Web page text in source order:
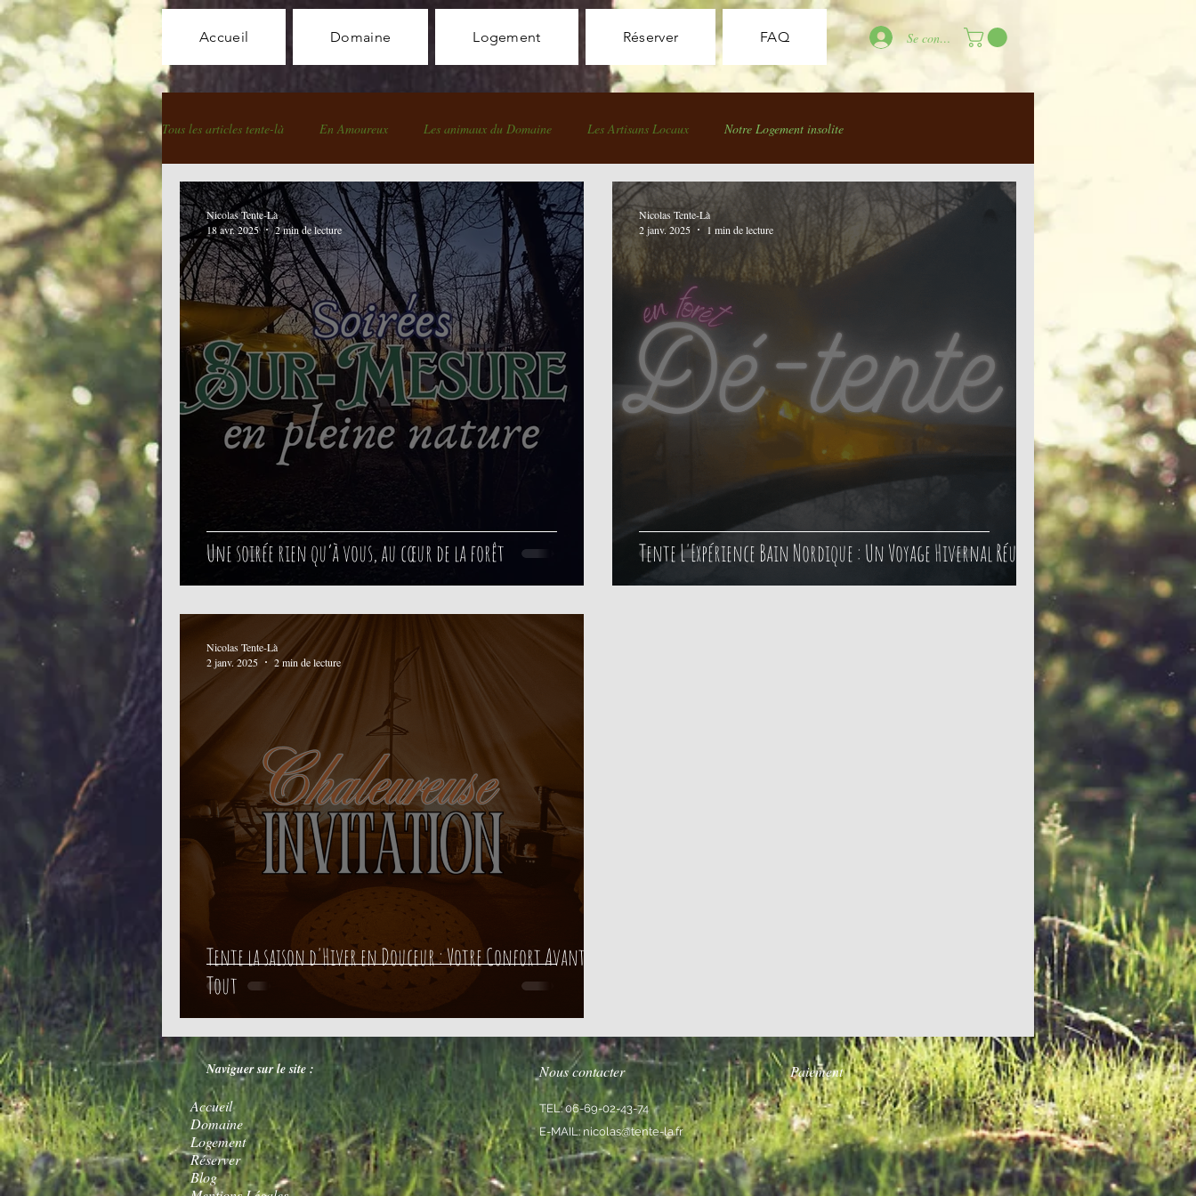
Accueil Domaine Logement Réserver FAQ Se connecter
Tous les articles tente-là En Amoureux Les animaux du Domaine Les Artisans Locaux Notre Logement insolite
Tente la Recette 100% Locale Soirée insolite sur mesure En famille Nature, déconnectez-vous Découvrir la Région
Une soirée rien qu’à vous, au cœur de la forêt
Nicolas Tente-Là
18 avr. 2025
2 min de lecture
Tente L'Expérience Bain Nordique : Un Voyage Hivernal Réussi !
Nicolas Tente-Là
2 janv. 2025
1 min de lecture
Tente la saison d'Hiver en Douceur : Votre Confort Avant
Tout
Nicolas Tente-Là
2 janv. 2025
2 min de lecture
Naviguer sur le site :
Accueil
Domaine
Logement
Réserver
Blog
Nous contacter Paiement
TEL: 06-69-02-43-74
E-MAIL:nicolas@tente-la.fr